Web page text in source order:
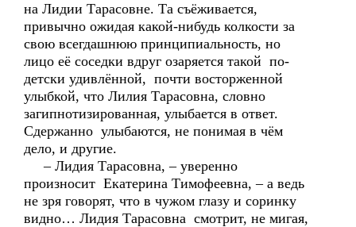
на Лидии Тарасовне. Та съёживается,
привычно ожидая какой-нибудь колкости за
свою всегдашнюю принципиальность, но
лицо её соседки вдруг озаряется такой по-
детски удивлённой, почти восторженной
улыбкой, что Лилия Тарасовна, словно
загипнотизированная, улыбается в ответ.
Сдержанно улыбаются, не понимая в чём
дело, и другие.
– Лидия Тарасовна, – уверенно
произносит Екатерина Тимофеевна, – а ведь
не зря говорят, что в чужом глазу и соринку
видно… Лидия Тарасовна смотрит, не мигая,